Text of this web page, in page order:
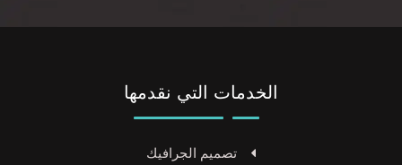
الخدمات التي نقدمها
تصميم الجرافيك